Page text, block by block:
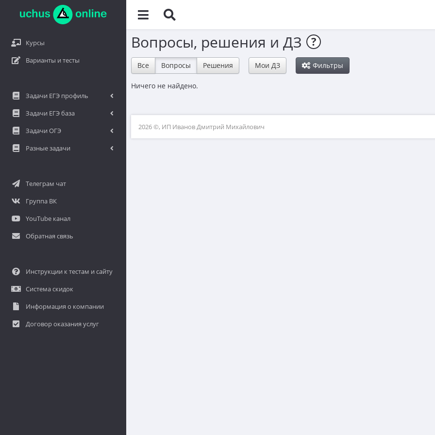
Курсы
Варианты и тесты
Задачи ЕГЭ профиль
Задачи ЕГЭ база
Задачи ОГЭ
Разные задачи
Телеграм чат
Группа ВК
YouTube канал
Обратная связь
Инструкции к тестам и сайту
Система скидок
Информация о компании
Договор оказания услуг
Вопросы, решения и ДЗ ?
Все Вопросы Решения Мои ДЗ Фильтры
Ничего не найдено.
2026 ©, ИП Иванов Дмитрий Михайлович